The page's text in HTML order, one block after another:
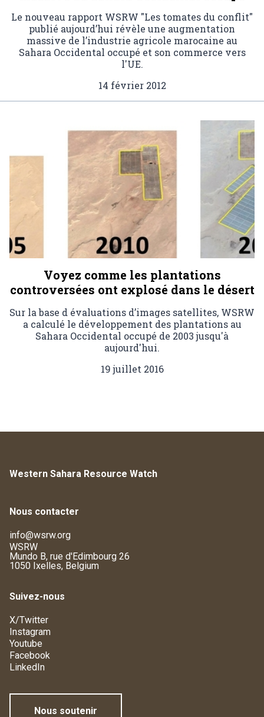
Le nouveau rapport WSRW "Les tomates du conflit"
publié aujourd’hui révèle une augmentation
massive de l’industrie agricole marocaine au
Sahara Occidental occupé et son commerce vers
l'UE.
14 février 2012
Voyez comme les plantations
controversées ont explosé dans le désert
Sur la base d évaluations d’images satellites, WSRW
a calculé le développement des plantations au
Sahara Occidental occupé de 2003 jusqu'à
aujourd'hui.
19 juillet 2016
Western Sahara Resource Watch
Nous contacter
info@wsrw.org
WSRW
Mundo B, rue d'Edimbourg 26
1050 Ixelles, Belgium
Suivez-nous
X/Twitter
Instagram
Youtube
Facebook
LinkedIn
Nous soutenir